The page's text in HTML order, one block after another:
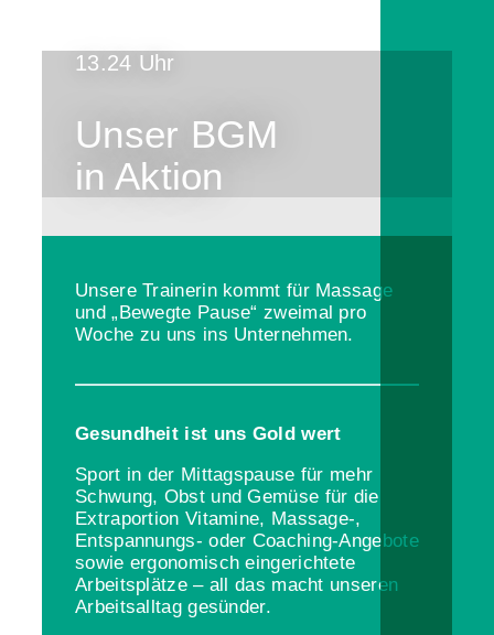
13.24 Uhr
Unser BGM
in Aktion
Unsere Trainerin kommt für Massage
und „Bewegte Pause“ zweimal pro
Woche zu uns ins Unternehmen.
Gesundheit ist uns Gold wert
Sport in der Mittagspause für mehr
Schwung, Obst und Gemüse für die
Extraportion Vitamine, Massage-,
Entspannungs- oder Coaching-Angebote
sowie ergonomisch eingerichtete
Arbeitsplätze – all das macht unseren
Arbeitsalltag gesünder.